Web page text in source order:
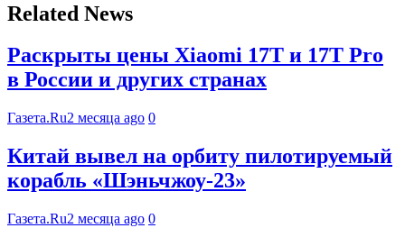
Related News
Раскрыты цены Xiaomi 17T и 17T Pro
в России и других странах
Газета.Ru2 месяца ago 0
Китай вывел на орбиту пилотируемый
корабль «Шэньчжоу-23»
Газета.Ru2 месяца ago 0